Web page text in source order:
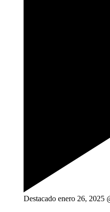
Destacado enero 26, 2025